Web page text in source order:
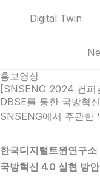
Digital Twin
홍보영상
[SNSENG 2024 컨퍼
DBSE를 통한 국방혁
SNSENG에서 주관한
한국디지털트윈연구
국방혁신 4.0 실현 방안